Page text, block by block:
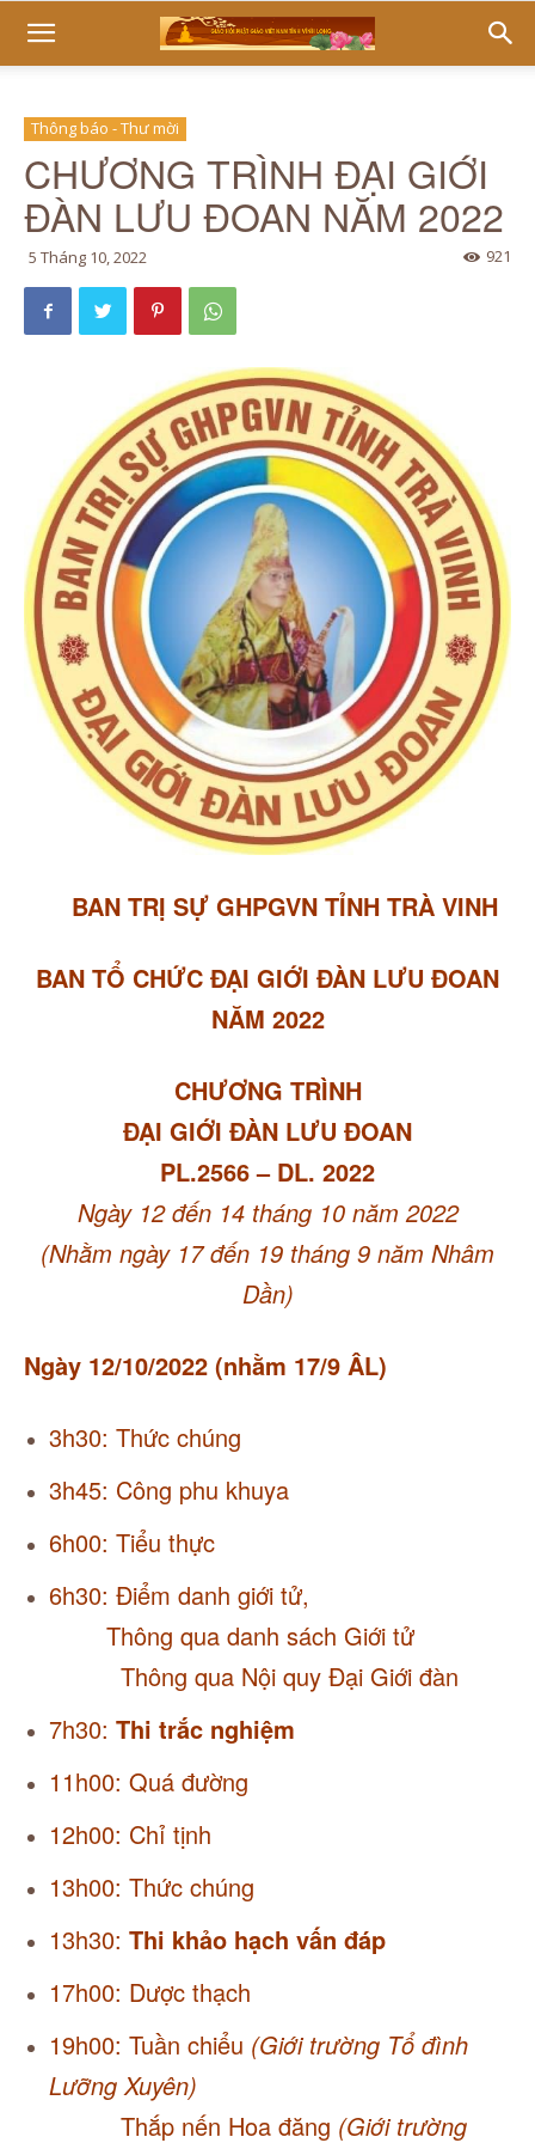
Thông báo - Thư mời
CHƯƠNG TRÌNH ĐẠI GIỚI
ĐÀN LƯU ĐOAN NĂM 2022
5 Tháng 10, 2022 921
BAN TRỊ SỰ GHPGVN TỈNH TRÀ VINH
BAN TỔ CHỨC ĐẠI GIỚI ĐÀN LƯU ĐOAN
NĂM 2022
CHƯƠNG TRÌNH
ĐẠI GIỚI ĐÀN LƯU ĐOAN
PL.2566 – DL. 2022
Ngày 12 đến 14 tháng 10 năm 2022
(Nhằm ngày 17 đến 19 tháng 9 năm Nhâm
Dần)
Ngày 12/10/2022 (nhằm 17/9 ÂL)
3h30: Thức chúng
3h45: Công phu khuya
6h00: Tiểu thực
6h30: Điểm danh giới tử,
Thông qua danh sách Giới tử
Thông qua Nội quy Đại Giới đàn
7h30: Thi trắc nghiệm
11h00: Quá đường
12h00: Chỉ tịnh
13h00: Thức chúng
13h30: Thi khảo hạch vấn đáp
17h00: Dược thạch
19h00: Tuần chiểu (Giới trường Tổ đình
Lưỡng Xuyên)
Thắp nến Hoa đăng (Giới trường